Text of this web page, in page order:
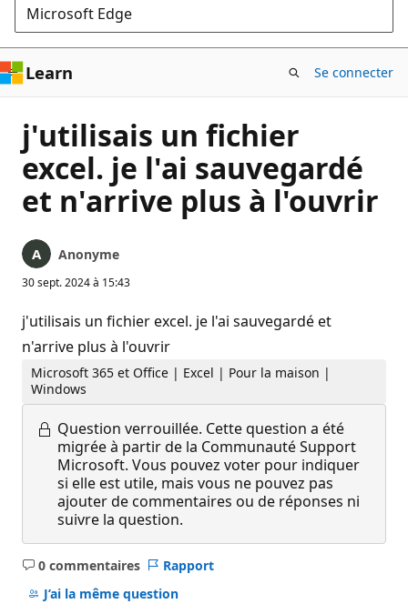
Microsoft Edge
Learn Se connecter
j'utilisais un fichier
excel. je l'ai sauvegardé
et n'arrive plus à l'ouvrir
Anonyme
30 sept. 2024 à 15:43
j'utilisais un fichier excel. je l'ai sauvegardé et
n'arrive plus à l'ouvrir
Microsoft 365 et Office | Excel | Pour la maison |
Windows
Question verrouillée. Cette question a été
migrée à partir de la Communauté Support
Microsoft. Vous pouvez voter pour indiquer
si elle est utile, mais vous ne pouvez pas
ajouter de commentaires ou de réponses ni
suivre la question.
0 commentaires
Aucun
commentaire
Rapport
J’ai la même question